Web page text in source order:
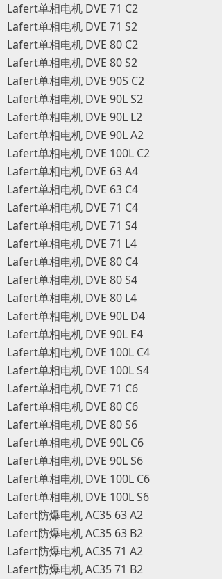
Lafert单相电机 DVE 71 C2
Lafert单相电机 DVE 71 S2
Lafert单相电机 DVE 80 C2
Lafert单相电机 DVE 80 S2
Lafert单相电机 DVE 90S C2
Lafert单相电机 DVE 90L S2
Lafert单相电机 DVE 90L L2
Lafert单相电机 DVE 90L A2
Lafert单相电机 DVE 100L C2
Lafert单相电机 DVE 63 A4
Lafert单相电机 DVE 63 C4
Lafert单相电机 DVE 71 C4
Lafert单相电机 DVE 71 S4
Lafert单相电机 DVE 71 L4
Lafert单相电机 DVE 80 C4
Lafert单相电机 DVE 80 S4
Lafert单相电机 DVE 80 L4
Lafert单相电机 DVE 90L D4
Lafert单相电机 DVE 90L E4
Lafert单相电机 DVE 100L C4
Lafert单相电机 DVE 100L S4
Lafert单相电机 DVE 71 C6
Lafert单相电机 DVE 80 C6
Lafert单相电机 DVE 80 S6
Lafert单相电机 DVE 90L C6
Lafert单相电机 DVE 90L S6
Lafert单相电机 DVE 100L C6
Lafert单相电机 DVE 100L S6
Lafert防爆电机 AC35 63 A2
Lafert防爆电机 AC35 63 B2
Lafert防爆电机 AC35 71 A2
Lafert防爆电机 AC35 71 B2